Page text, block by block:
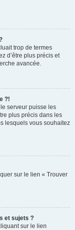
trop de termes
d’être plus précis et
avancée.
?!
serveur puisse les
plus précis dans les
lesquels vous souhaitez
sur le lien « Trouver
et sujets ?
sur le lien